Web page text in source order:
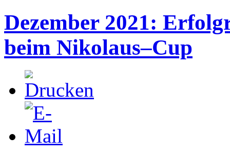
Dezember 2021:
beim Nikolaus–Cup